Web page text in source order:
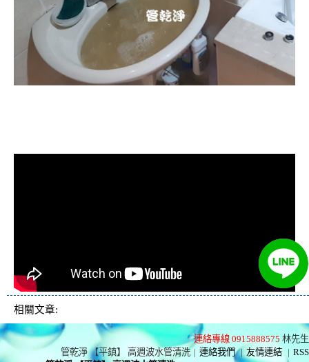
相關文章:
連絡專線 0915888575 林先生
管乾淨 【平鎮】 高週波水管清洗 | 連絡我們 | 友情連結 | RSS